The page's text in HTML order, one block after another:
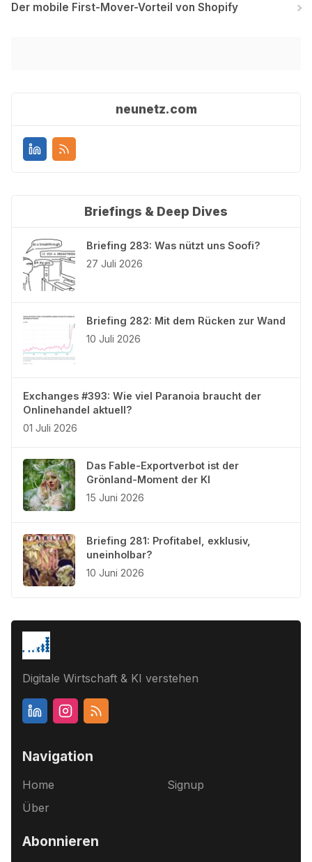
Der mobile First-Mover-Vorteil von Shopify
neunetz.com
Briefings & Deep Dives
Briefing 283: Was nützt uns Soofi?
27 Juli 2026
Briefing 282: Mit dem Rücken zur Wand
10 Juli 2026
Exchanges #393: Wie viel Paranoia braucht der
Onlinehandel aktuell?
01 Juli 2026
Das Fable-Exportverbot ist der
Grönland-Moment der KI
15 Juni 2026
Briefing 281: Profitabel, exklusiv,
uneinholbar?
10 Juni 2026
Digitale Wirtschaft & KI verstehen
Navigation
Home
Über
Signup
Abonnieren